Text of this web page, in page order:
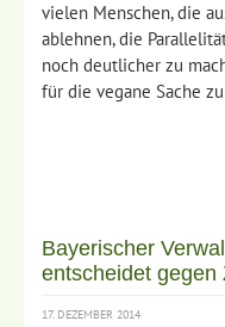
vielen Menschen, die
ablehnen, die
noch deutlicher zu
für die vegane Sache
Bayerischer
entscheidet gegen
17. DEZEMBER 2014